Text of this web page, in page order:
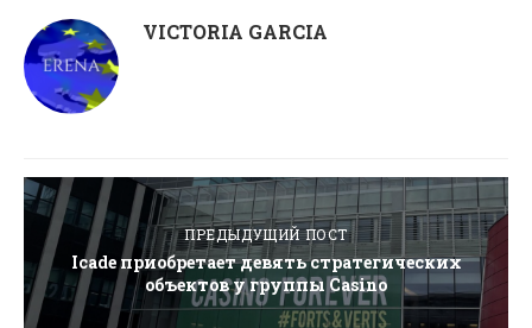
VICTORIA GARCIA
ПРЕДЫДУЩИЙ ПОСТ
Icade приобретает девять стратегических
объектов у группы Casino